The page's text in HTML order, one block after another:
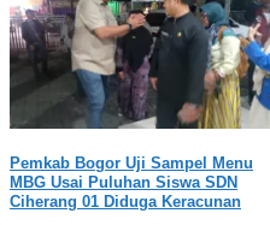
Pemkab Bogor Uji Sampel Menu
MBG Usai Puluhan Siswa SDN
Ciherang 01 Diduga Keracunan